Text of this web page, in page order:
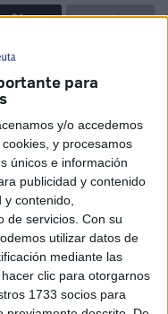
para
y/o accedemos
y procesamos
únicos e información
publicidad y contenido
contenido,
de servicios. Con su
utilizar datos de
mediante las
clic para otorgarnos
1733 socios para
religiosas y con las
ser preciso y
“No hay nada más
y con todos”.
pero, como la
que me
“El TEDH
por hacer
de Jehová”.
chiste que alegre el